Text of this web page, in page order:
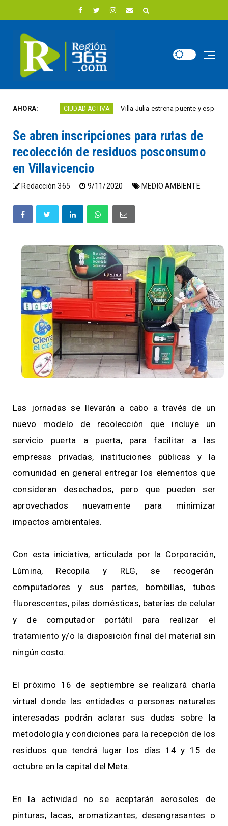
AHORA:
año CIUDAD ACTIVA Villa Julia estrena puente y espacios
Se abren inscripciones para rutas de
recolección de residuos posconsumo
en Villavicencio
Redacción 365 9/11/2020 MEDIO AMBIENTE
Las jornadas se llevarán a cabo a través de un
nuevo modelo de recolección que incluye un
servicio puerta a puerta, para facilitar a las
empresas privadas, instituciones públicas y la
comunidad en general entregar los elementos que
consideran desechados, pero que pueden ser
aprovechados nuevamente para minimizar
impactos ambientales.
Con esta iniciativa, articulada por la Corporación,
Lúmina, Recopila y RLG, se recogerán
computadores y sus partes, bombillas, tubos
fluorescentes, pilas domésticas, baterías de celular
y de computador portátil para realizar el
tratamiento y/o la disposición final del material sin
ningún costo.
El próximo 16 de septiembre se realizará charla
virtual donde las entidades o personas naturales
interesadas podrán aclarar sus dudas sobre la
metodología y condiciones para la recepción de los
residuos que tendrá lugar los días 14 y 15 de
octubre en la capital del Meta.
En la actividad no se aceptarán aerosoles de
pinturas, lacas, aromatizantes, desengrasantes o